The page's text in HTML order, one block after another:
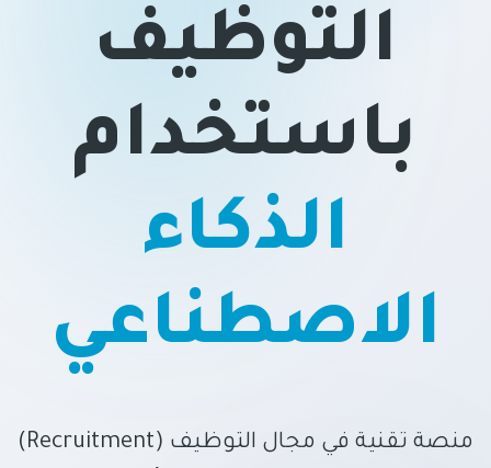
التوظيف
باستخدام
الذكاء
الاصطناعي
منصة تقنية في مجال التوظيف (Recruitment)